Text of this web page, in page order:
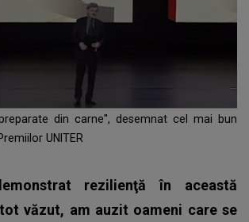
din carne'', desemnat cel mai bun
UNITER
rezilienţă în această
văzut, am auzit oameni care se